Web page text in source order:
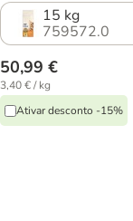
15 kg
759572.0
50,99 €
3,40 € / kg
Ativar desconto -15%